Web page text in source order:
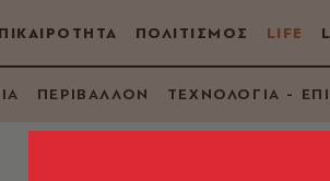
ΠΟΛΙΤΙΣΜΟΣ LIFE
ΠΕΡΙΒΑΛΛΟΝ ΤΕΧΝΟΛΟΓΙΑ -